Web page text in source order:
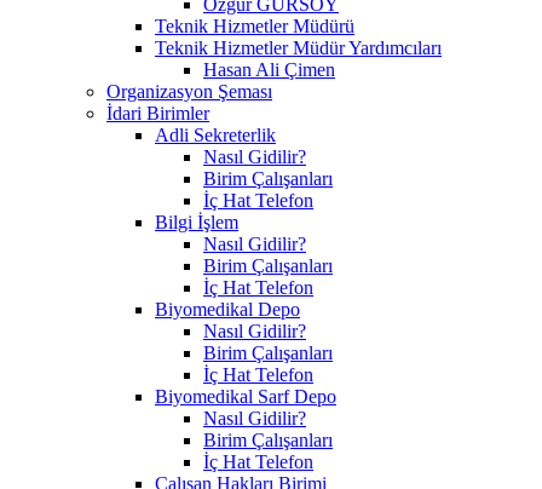
Teknik Hizmetler Müdürü
Teknik Hizmetler Müdür Yardımcıları
Hasan Ali Çimen
Organizasyon Şeması
İdari Birimler
Adli Sekreterlik
Nasıl Gidilir?
Birim Çalışanları
İç Hat Telefon
Bilgi İşlem
Nasıl Gidilir?
Birim Çalışanları
İç Hat Telefon
Biyomedikal Depo
Nasıl Gidilir?
Birim Çalışanları
İç Hat Telefon
Biyomedikal Sarf Depo
Nasıl Gidilir?
Birim Çalışanları
İç Hat Telefon
Çalışan Hakları Birimi